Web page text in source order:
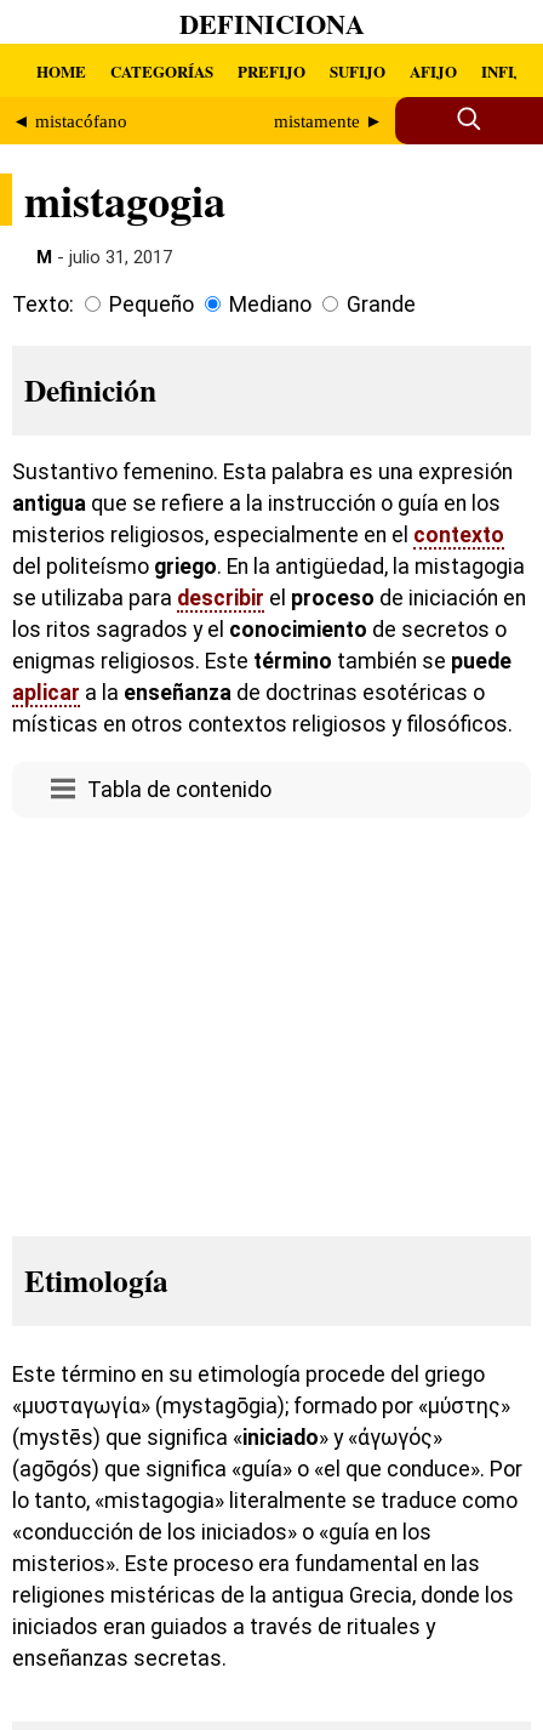
DEFINICIONA
HOME CATEGORÍAS PREFIJO SUFIJO AFIJO INFIJO
◄ mistacófano mistamente ►
mistagogia
M - julio 31, 2017
Texto: Pequeño Mediano Grande
Definición
Sustantivo femenino. Esta palabra es una expresión
antigua que se refiere a la instrucción o guía en los
misterios religiosos, especialmente en el contexto
del politeísmo griego. En la antigüedad, la mistagogia
se utilizaba para describir el proceso de iniciación en
los ritos sagrados y el conocimiento de secretos o
enigmas religiosos. Este término también se puede
aplicar a la enseñanza de doctrinas esotéricas o
místicas en otros contextos religiosos y filosóficos.
Tabla de contenido
Etimología
Este término en su etimología procede del griego
«μυσταγωγία» (mystagōgia); formado por «μύστης»
(mystēs) que significa «iniciado» y «ἀγωγός»
(agōgós) que significa «guía» o «el que conduce». Por
lo tanto, «mistagogia» literalmente se traduce como
«conducción de los iniciados» o «guía en los
misterios». Este proceso era fundamental en las
religiones mistéricas de la antigua Grecia, donde los
iniciados eran guiados a través de rituales y
enseñanzas secretas.